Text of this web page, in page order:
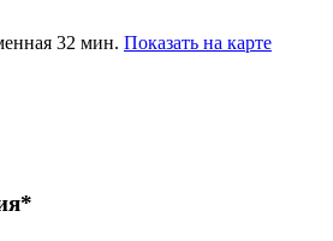
32 мин. Показать на карте